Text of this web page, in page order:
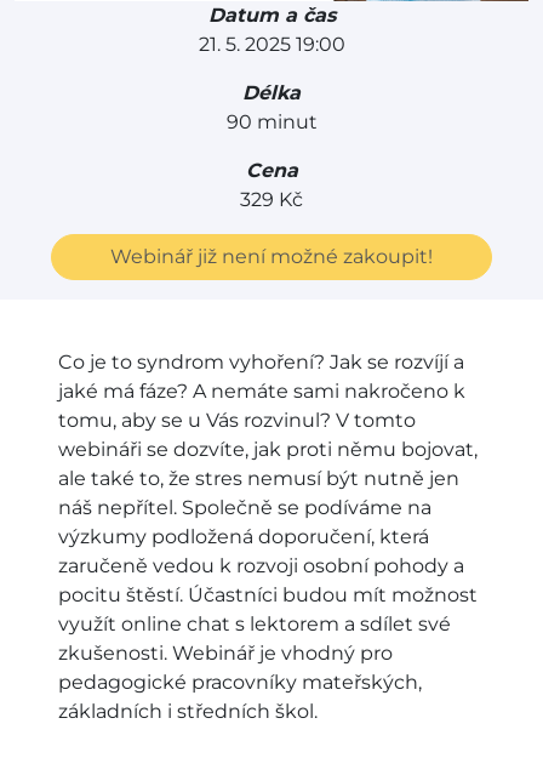
Datum a čas
21. 5. 2025 19:00
Délka
90 minut
Cena
329 Kč
Webinář již není možné zakoupit!
Co je to syndrom vyhoření? Jak se rozvíjí a
jaké má fáze? A nemáte sami nakročeno k
tomu, aby se u Vás rozvinul? V tomto
webináři se dozvíte, jak proti němu bojovat,
ale také to, že stres nemusí být nutně jen
náš nepřítel. Společně se podíváme na
výzkumy podložená doporučení, která
zaručeně vedou k rozvoji osobní pohody a
pocitu štěstí. Účastníci budou mít možnost
využít online chat s lektorem a sdílet své
zkušenosti. Webinář je vhodný pro
pedagogické pracovníky mateřských,
základních i středních škol.